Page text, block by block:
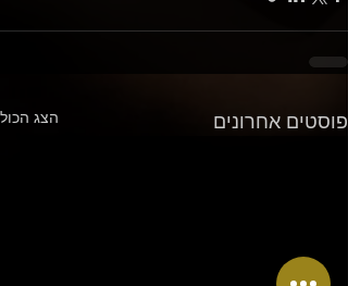
פוסטים אחרונים הצג הכול